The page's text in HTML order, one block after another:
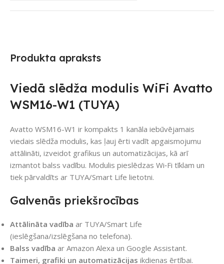
Produkta apraksts
Viedā slēdža modulis WiFi Avatto
WSM16-W1 (TUYA)
Avatto WSM16-W1 ir kompakts 1 kanāla iebūvējamais
viedais slēdža modulis, kas ļauj ērti vadīt apgaismojumu
attālināti, izveidot grafikus un automatizācijas, kā arī
izmantot balss vadību. Modulis pieslēdzas Wi‑Fi tīklam un
tiek pārvaldīts ar TUYA/Smart Life lietotni.
Galvenās priekšrocības
Attālināta vadība ar TUYA/Smart Life
(ieslēgšana/izslēgšana no telefona).
Balss vadība ar Amazon Alexa un Google Assistant.
Taimeri, grafiki un automatizācijas ikdienas ērtībai.